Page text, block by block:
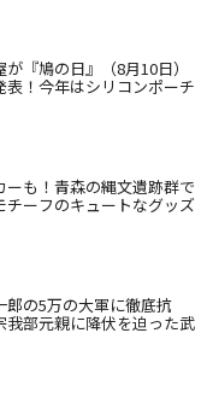
『鳩の日』（8月10日）
表！今年はシリコンポーチ
も！青森の縄文遺跡群で
チーフのキュートなグッズ
郎の5万の大軍に徹底抗
我部元親に降伏を迫った武